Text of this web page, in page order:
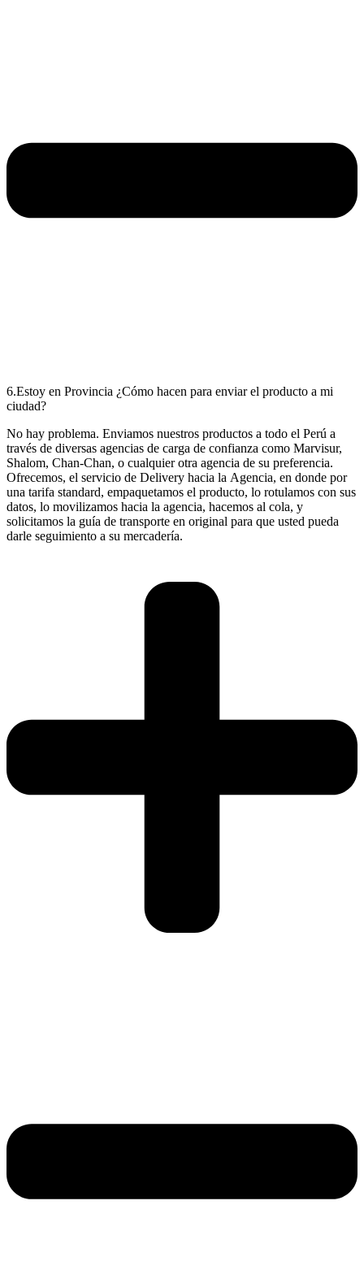
6.Estoy en Provincia ¿Cómo hacen para enviar el producto a mi
ciudad?
No hay problema. Enviamos nuestros productos a todo el Perú a
través de diversas agencias de carga de confianza como Marvisur,
Shalom, Chan-Chan, o cualquier otra agencia de su preferencia.
Ofrecemos, el servicio de Delivery hacia la Agencia, en donde por
una tarifa standard, empaquetamos el producto, lo rotulamos con sus
datos, lo movilizamos hacia la agencia, hacemos al cola, y
solicitamos la guía de transporte en original para que usted pueda
darle seguimiento a su mercadería.